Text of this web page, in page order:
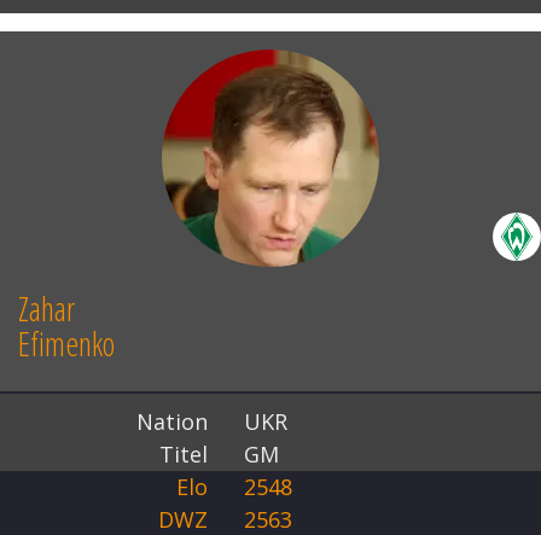
Zahar
Efimenko
Nation
UKR
Titel
GM
Elo
2548
DWZ
2563